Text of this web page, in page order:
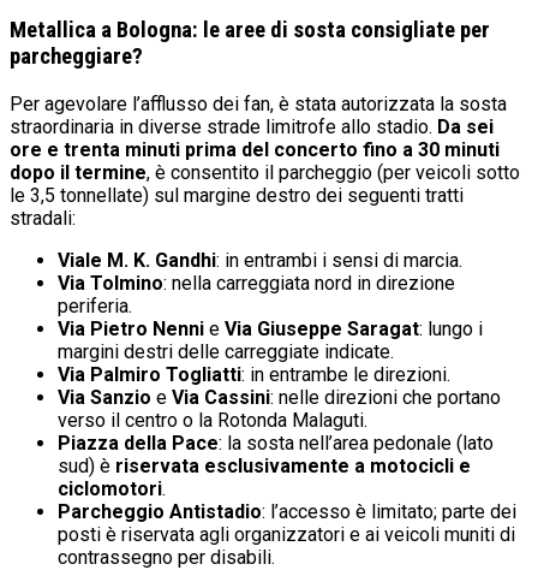
Metallica a Bologna: le aree di sosta consigliate per
parcheggiare?
Per agevolare l’afflusso dei fan, è stata autorizzata la sosta
straordinaria in diverse strade limitrofe allo stadio. Da sei
ore e trenta minuti prima del concerto fino a 30 minuti
dopo il termine, è consentito il parcheggio (per veicoli sotto
le 3,5 tonnellate) sul margine destro dei seguenti tratti
stradali:
Viale M. K. Gandhi: in entrambi i sensi di marcia.
Via Tolmino: nella carreggiata nord in direzione
periferia.
Via Pietro Nenni e Via Giuseppe Saragat: lungo i
margini destri delle carreggiate indicate.
Via Palmiro Togliatti: in entrambe le direzioni.
Via Sanzio e Via Cassini: nelle direzioni che portano
verso il centro o la Rotonda Malaguti.
Piazza della Pace: la sosta nell’area pedonale (lato
sud) è riservata esclusivamente a motocicli e
ciclomotori.
Parcheggio Antistadio: l’accesso è limitato; parte dei
posti è riservata agli organizzatori e ai veicoli muniti di
contrassegno per disabili.